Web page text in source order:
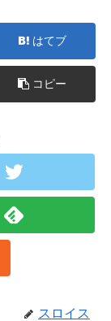
はてブ
コピー
スロイス